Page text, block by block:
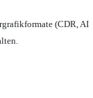
(CDR, AI